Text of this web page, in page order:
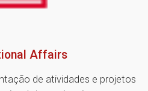
Affairs
de atividades e projetos